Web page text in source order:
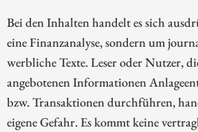
Bei den Inhalten handelt es sich
eine Finanzanalyse, sondern um
werbliche Texte. Leser oder Nutzer,
angebotenen Informationen
bzw. Transaktionen durchführen,
eigene Gefahr. Es kommt keine